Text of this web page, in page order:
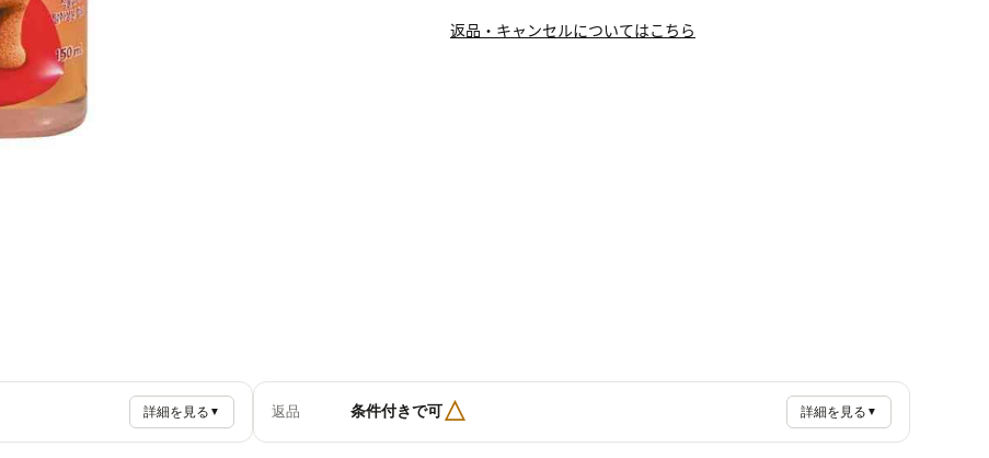
返品・キャンセルについてはこちら
詳細を見る ▼ 返品 条件付きで可△ 詳細を見る ▼